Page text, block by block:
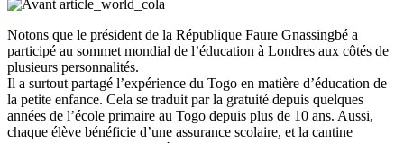
Notons que le président de la République Faure Gnassingbé a
participé au sommet mondial de l’éducation à Londres aux côtés de
plusieurs personnalités.
Il a surtout partagé l’expérience du Togo en matière d’éducation de
la petite enfance. Cela se traduit par la gratuité depuis quelques
années de l’école primaire au Togo depuis plus de 10 ans. Aussi,
chaque élève bénéficie d’une assurance scolaire, et la cantine